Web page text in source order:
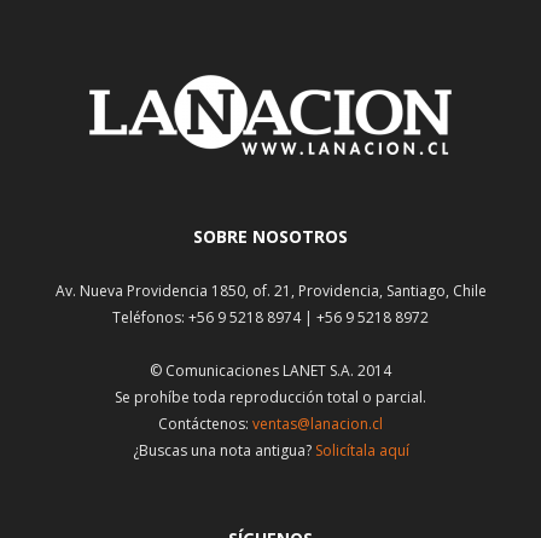
SOBRE NOSOTROS
Av. Nueva Providencia 1850, of. 21, Providencia, Santiago, Chile
Teléfonos: +56 9 5218 8974 | +56 9 5218 8972
© Comunicaciones LANET S.A. 2014
Se prohíbe toda reproducción total o parcial.
Contáctenos: ventas@lanacion.cl
¿Buscas una nota antigua? Solicítala aquí